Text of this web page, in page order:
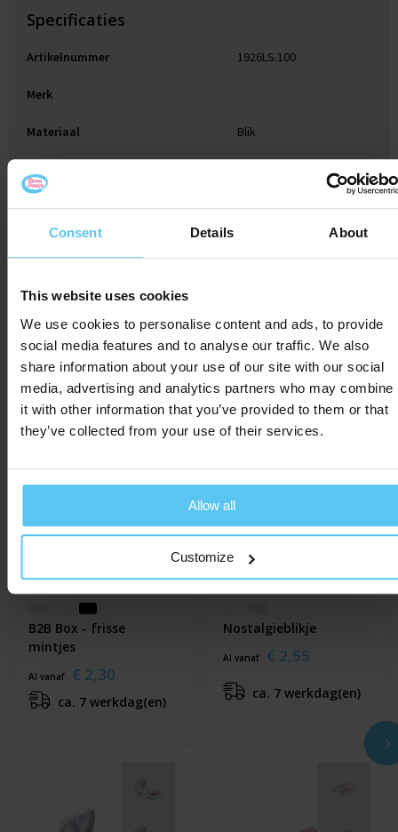
Consent Details About
This website uses cookies
We use cookies to personalise content and ads, to provide
social media features and to analyse our traffic. We also
share information about your use of our site with our social
media, advertising and analytics partners who may combine
it with other information that you’ve provided to them or that
they’ve collected from your use of their services.
Allow all
Customize
Specificaties
Artikelnummer 1926LS.100
Merk
Materiaal Blik
Kleur Wit
Gerelateerde producten
B2B Box - frisse
mintjes
Al vanaf € 2,30
ca. 7 werkdag(en)
Nostalgieblikje
Al vanaf € 2,55
ca. 7 werkdag(en)